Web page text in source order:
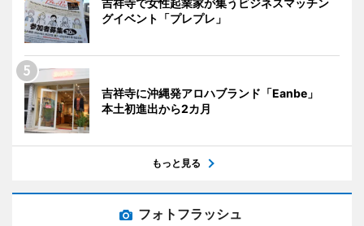
吉祥寺で女性起業家が集うビジネスマッチン
グイベント「プレプレ」
吉祥寺に沖縄発アロハブランド「Eanbe」
本土初進出から2カ月
もっと見る
フォトフラッシュ